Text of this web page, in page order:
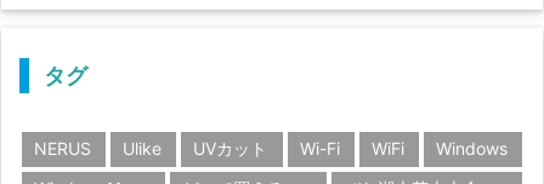
タグ
NERUS Ulike UVカット Wi-Fi WiFi
Windows